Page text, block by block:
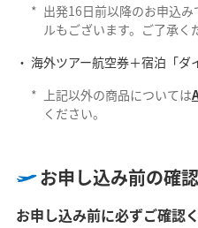
* 出発16日前以降のお申込
ルもございます。ご了承く
海外ツアー航空券＋宿泊「ダ
*
上記以外の商品については
ください。
お申し込み前の確
お申し込み前に必ずご確認